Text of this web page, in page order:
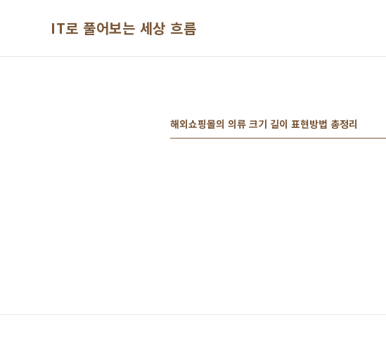
IT로 풀어보는 세상 흐름
해외쇼핑몰의 의류 크기 길이 표현방법 총정리